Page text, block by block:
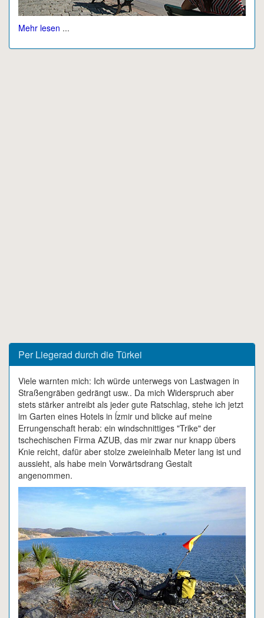
Mehr lesen ...
Per Liegerad durch die Türkei
Viele warnten mich: Ich würde unterwegs von Lastwagen in
Straßengräben gedrängt usw.. Da mich Widerspruch aber
stets stärker antreibt als jeder gute Ratschlag, stehe ich jetzt
im Garten eines Hotels in ĺzmir und blicke auf meine
Errungenschaft herab: ein windschnittiges "Trike" der
tschechischen Firma AZUB, das mir zwar nur knapp übers
Knie reicht, dafür aber stolze zweieinhalb Meter lang ist und
aussieht, als habe mein Vorwärtsdrang Gestalt
angenommen.